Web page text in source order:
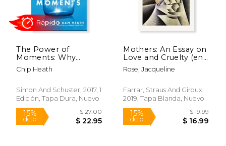
The Power of
Moments: Why
Certain Experiences
Have Extraordinary
Chip Heath
Simon And Schuster, 2017, 1
Edición, Tapa Dura, Nuevo
Mothers: An Essay on
Love and Cruelty (en
Inglés)
Rose, Jacqueline
Farrar, Straus And Giroux,
2019, Tapa Blanda, Nuevo